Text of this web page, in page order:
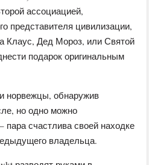
ассоциацией,
представителя цивилизации,
Клаус, Дед Мороз, или Святой
подарок оригинальным
норвежцы, обнаружив
но одно можно
пара счастлива своей находке
владельца.